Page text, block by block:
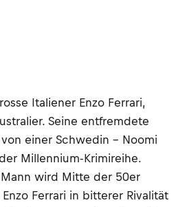
Italiener Enzo Ferrari,
Seine entfremdete
einer Schwedin – Noomi
Millennium-Krimireihe.
wird Mitte der 50er
Ferrari in bitterer Rivalität